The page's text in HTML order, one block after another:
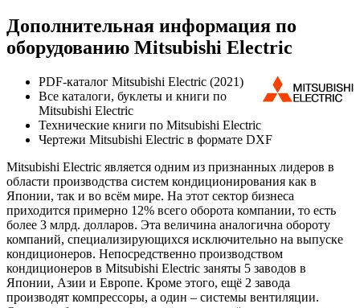
Дополнительная информация по
оборудованию Mitsubishi Electric
PDF-каталог Mitsubishi Electric (2021)
Все каталоги, буклеты и книги по
Mitsubishi Electric
Технические книги по Mitsubishi Electric
Чертежи Mitsubishi Electric в формате DXF
Mitsubishi Electric является одним из признанных лидеров в
области производства систем кондиционирования как в
Японии, так и во всём мире. На этот сектор бизнеса
приходится примерно 12% всего оборота компании, то есть
более 3 млрд. долларов. Эта величина аналогична обороту
компаний, специализирующихся исключительно на выпуске
кондиционеров. Непосредственно производством
кондиционеров в Mitsubishi Electric заняты 5 заводов в
Японии, Азии и Европе. Кроме этого, ещё 2 завода
производят компрессоры, а один – системы вентиляции.